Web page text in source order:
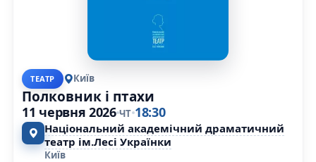
ТЕАТР Київ
Полковник і птахи
11 червня 2026 ЧТ 18:30
Національний академічний драматичний
театр ім.Лесі Українки
Київ